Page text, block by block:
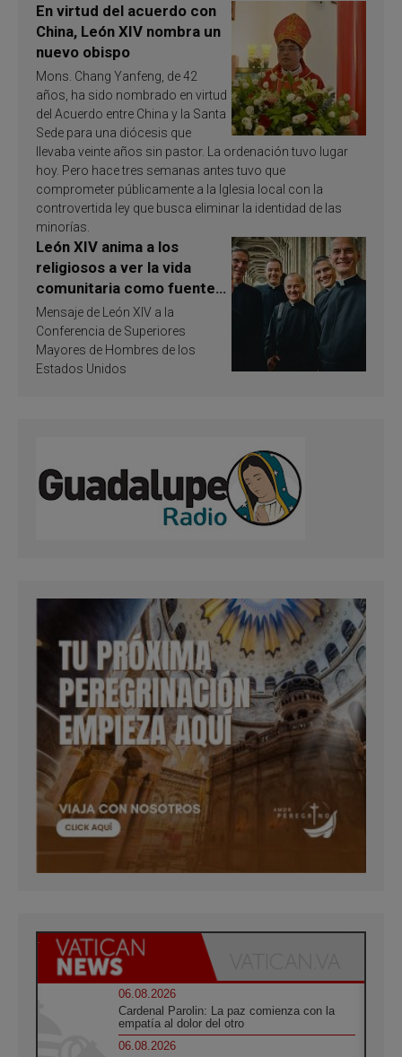
En virtud del acuerdo con
China, León XIV nombra un
nuevo obispo
Mons. Chang Yanfeng, de 42
años, ha sido nombrado en virtud
del Acuerdo entre China y la Santa
Sede para una diócesis que
llevaba veinte años sin pastor. La ordenación tuvo lugar
hoy. Pero hace tres semanas antes tuvo que
comprometer públicamente a la Iglesia local con la
controvertida ley que busca eliminar la identidad de las
minorías.
León XIV anima a los
religiosos a ver la vida
comunitaria como fuente
de inspiración y
santificación
Mensaje de León XIV a la
Conferencia de Superiores
Mayores de Hombres de los
Estados Unidos
06.08.2026
Cardenal Parolin: La paz comienza con la
empatía al dolor del otro
06.08.2026